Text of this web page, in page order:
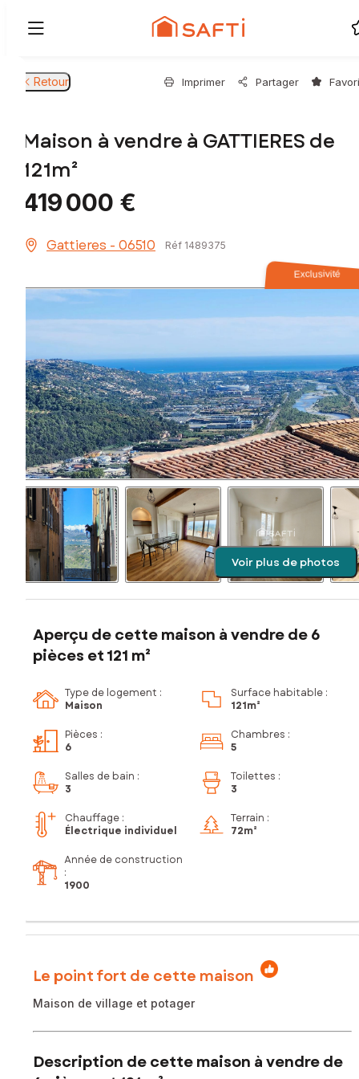
Retour Imprimer Partager
Maison à vendre à GATTIERES de
121m²
419 000 €
Gattieres - 06510 Réf 1489375
Exclusivité
Voir plus de photos
Aperçu de cette maison à vendre de 6
pièces et 121 m²
Type de logement :
Maison
Surface habitable :
121m²
Pièces :
6
Chambres :
5
Salles de bain :
3
Toilettes :
3
Chauffage :
Électrique individuel
Terrain :
72m²
Année de construction
:
1900
Le point fort de cette maison
Maison de village et potager
Description de cette maison à vendre de